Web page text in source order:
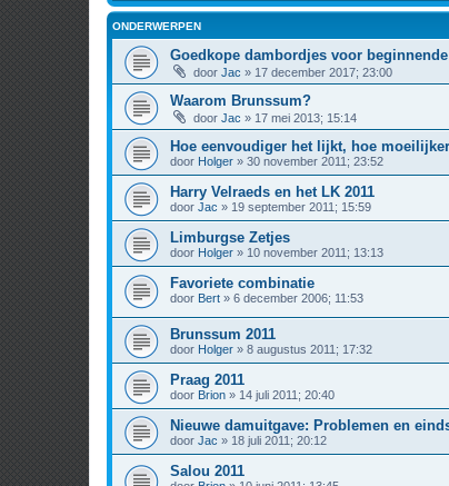
ONDERWERPEN
Goedkope dambordjes voor
door Jac » 17 december 2017; 23:00
Waarom Brunssum?
door Jac » 17 mei 2013; 15:14
Hoe eenvoudiger het lijkt, hoe
door Holger » 30 november 2011; 23:52
Harry Velraeds en het LK 2011
door Jac » 19 september 2011; 15:59
Limburgse Zetjes
door Holger » 10 november 2011; 13:13
Favoriete combinatie
door Bert » 6 december 2006; 11:53
Brunssum 2011
door Holger » 8 augustus 2011; 17:32
Praag 2011
door Brion » 14 juli 2011; 20:40
Nieuwe damuitgave: Problemen en
door Jac » 18 juli 2011; 20:12
Salou 2011